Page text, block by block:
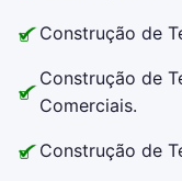
Construção de
Construção de
Comerciais.
Construção de